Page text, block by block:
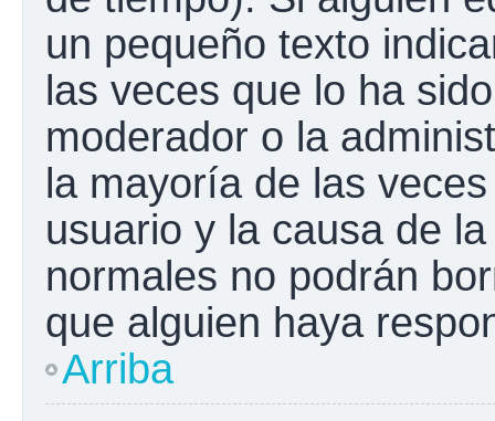
un pequeño texto
las veces que lo ha
moderador o la
la mayoría de las
usuario y la causa de
normales no podrán
que alguien haya
Arriba